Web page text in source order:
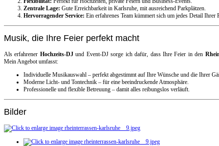
Zentrale Lage: Gute Erreichbarkeit in Karlsruhe, mit ausreichend Parkplätzen.
Hervorragender Service: Ein erfahrenes Team kümmert sich um jedes Detail Ihrer
Musik, die Ihre Feier perfekt macht
Als erfahrener Hochzeits-DJund Event-DJ sorge ich dafür, dass Ihre Feier in den
Mein Angebot umfasst:
Individuelle Musikauswahl – perfekt abgestimmt auf Ihre Wünsche und die Ihrer
Moderne Licht- und Tontechnik – für eine beeindruckende Atmosphäre.
Professionelle und flexible Betreuung – damit alles reibungslos verläuft.
Bilder